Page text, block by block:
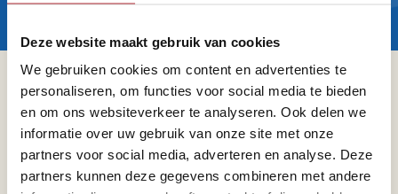
Deze website maakt gebruik van cookies
We gebruiken cookies om content en advertenties te
personaliseren, om functies voor social media te bieden
en om ons websiteverkeer te analyseren. Ook delen we
informatie over uw gebruik van onze site met onze
partners voor social media, adverteren en analyse. Deze
partners kunnen deze gegevens combineren met andere
Sparren of heb je vragen?